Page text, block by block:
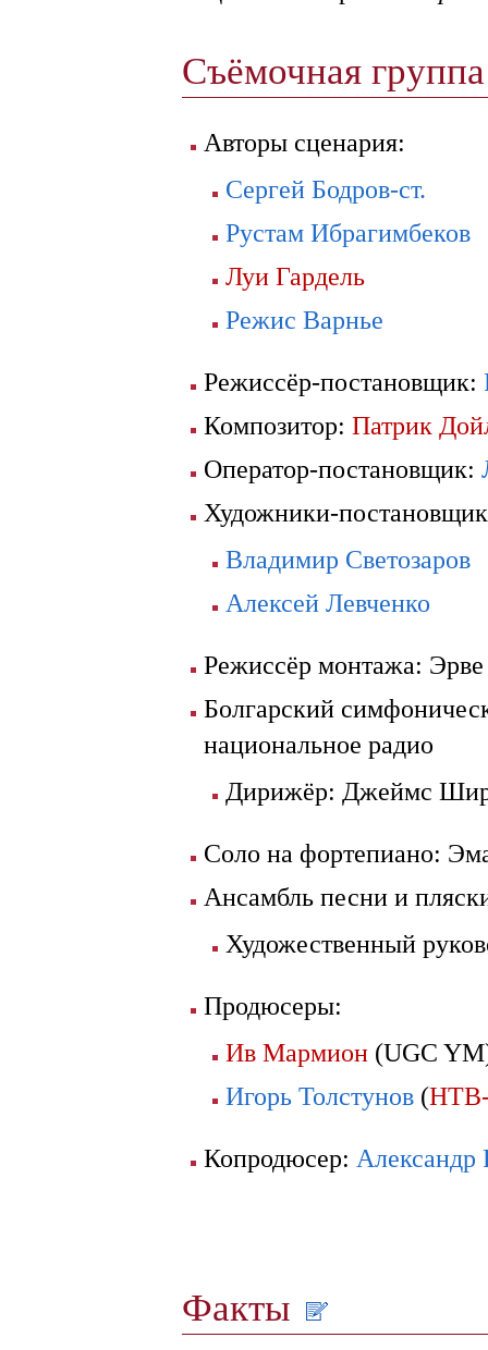
Съёмочная
Авторы сценария:
Сергей Бодров-ст.
Рустам Ибрагимбеков
Луи Гардель
Режис Варнье
Режиссёр-постановщик:
Композитор: Патрик
Оператор-постановщик:
Художники-
Владимир Светозаров
Алексей Левченко
Режиссёр монтажа:
Болгарский
национальное радио
Дирижёр: Джеймс
Соло на фортепиано:
Ансамбль песни и
Художественный
Продюсеры:
Ив Мармион (UGC
Игорь Толстунов (
Копродюсер: Александр
Факты